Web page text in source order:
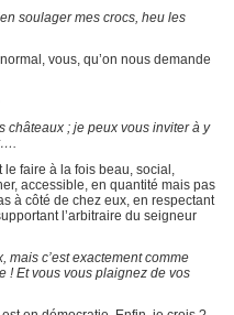
soulager mes crocs, heu les
vous, qu’on nous demande
châteaux ; je peux vous inviter à y
faire à la fois beau, social,
accessible, en quantité mais pas
à côté de chez eux, en respectant
l’arbitraire du seigneur
mais c’est exactement comme
! Et vous vous plaignez de vos